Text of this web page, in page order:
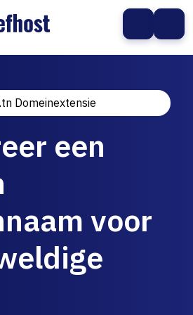
Domeinextensie
een
voor